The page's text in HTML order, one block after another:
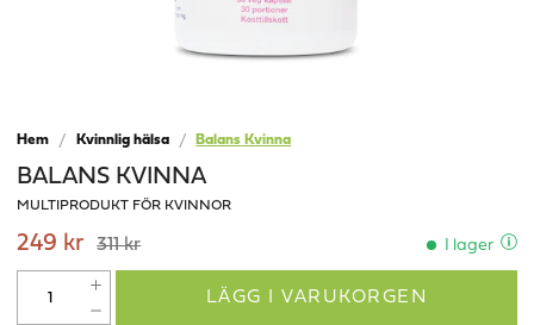
Hem Kvinnlig hälsa Balans Kvinna
BALANS KVINNA
MULTIPRODUKT FÖR KVINNOR
249 kr 311 kr I lager
LÄGG I VARUKORGEN